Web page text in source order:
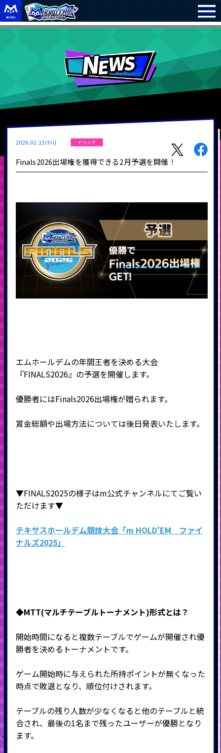
2026.02.13(Fri) イベント
Finals2026出場権を獲得できる2月予選を開催！
エムホールデムの年間王者を決める大会
『FINALS2026』の予選を開催します。
優勝者にはFinals2026出場権が贈られます。
賞金総額や出場方法については後日発表いたします。
▼FINALS2025の様子はm公式チャンネルにてご覧い
ただけます▼
テキサスホールデム競技大会「m HOLD'EM ファイ
ナルズ2025」
◆MTT(マルチテーブルトーナメント)形式とは？
開始時間になると複数テーブルでゲームが開催され優
勝者を決めるトーナメントです。
ゲーム開始時に与えられた所持ポイントが無くなった
時点で敗退となり、順位付けされます。
テーブルの残り人数が少なくなると他のテーブルと統
合され、最後の1名まで残ったユーザーが優勝となり
ます。